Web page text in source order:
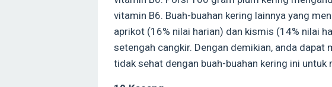
vitamin B6. Buah-buahan kering lainnya yang
aprikot (16% nilai harian) dan kismis (14% nilai
setengah cangkir. Dengan demikian, anda dapat
tidak sehat dengan buah-buahan kering ini untuk